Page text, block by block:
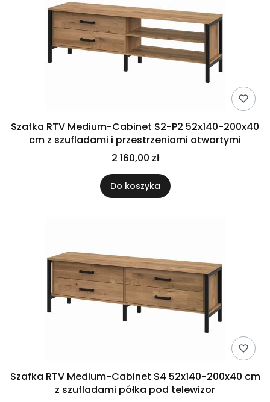
Szafka RTV Medium-Cabinet S2-P2 52x140-200x40
cm z szufladami i przestrzeniami otwartymi
2 160,00 zł
Do koszyka
Szafka RTV Medium-Cabinet S4 52x140-200x40 cm
z szufladami półka pod telewizor